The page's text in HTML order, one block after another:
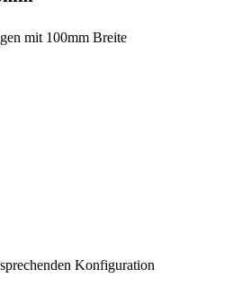
mit 100mm Breite
Konfiguration